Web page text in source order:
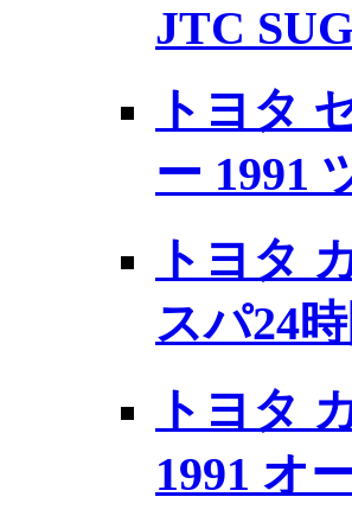
JTC
トヨタ
ー 1991
トヨタ
スパ24
トヨタ
1991 オ